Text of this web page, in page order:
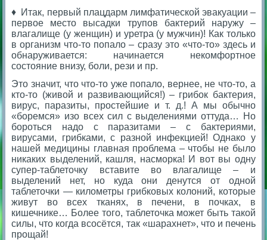
♦ Итак, первый плацдарм лимфатической эвакуации –
первое место высадки трупов бактерий наружу –
влагалище (у женщин) и уретра (у мужчин)! Как только
в организм что-то попало – сразу это «что-то» здесь и
обнаруживается: начинается некомфортное
состояние внизу, боли, рези и пр.
Это значит, что что-то уже попало, вернее, не что-то, а
кто-то (живой и развивающийся!) – грибок бактерия,
вирус, паразиты, простейшие и т. д.! А мы обычно
«боремся» изо всех сил с выделениями оттуда… Но
бороться надо с паразитами – с бактериями,
вирусами, грибками, с разной инфекцией! Однако у
нашей медицины главная проблема – чтобы не было
никаких выделений, кашля, насморка! И вот вы одну
супер-таблеточку вставите во влагалище – и
выделений нет, но куда они денутся от одной
таблеточки — километры грибковых колоний, которые
живут во всех тканях, в печени, в почках, в
кишечнике… Более того, таблеточка может быть такой
силы, что когда всосётся, так «шарахнет», что и печень
прощай!